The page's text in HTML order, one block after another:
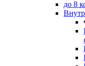
до 8